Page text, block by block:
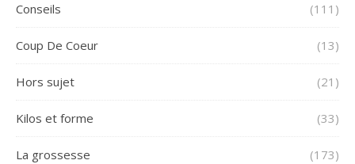
Conseils (111)
Coup De Coeur (13)
Hors sujet (21)
Kilos et forme (33)
La grossesse (173)